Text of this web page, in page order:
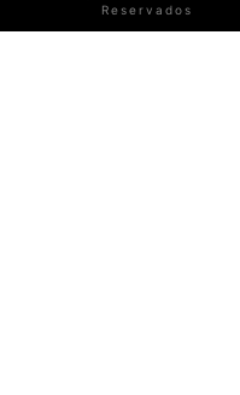
Reservados